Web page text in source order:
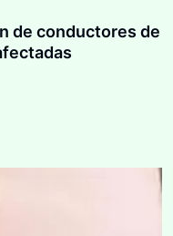
de conductores de